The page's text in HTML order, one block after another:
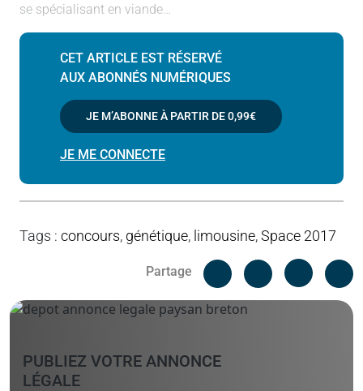
se spécialisant en viande…
CET ARTICLE EST RÉSERVÉ
AUX ABONNÉS NUMÉRIQUES
JE M’ABONNE À PARTIR DE0,99€
JE ME CONNECTE
Tags : concours, génétique, limousine,Space 2017
Partage
Facebook
Linked
PUBLIEZ VOTRE ANNONCE
LÉGALE